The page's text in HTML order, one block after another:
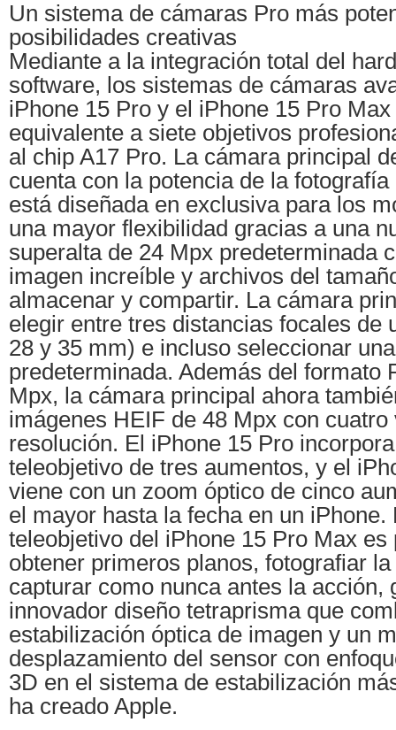
Un sistema de cámaras Pro más
posibilidades creativas
Mediante a la integración total del
software, los sistemas de cámaras
iPhone 15 Pro y el iPhone 15 Pro
equivalente a siete objetivos
al chip A17 Pro. La cámara principal
cuenta con la potencia de la
está diseñada en exclusiva para los
una mayor flexibilidad gracias a una
superalta de 24 Mpx predeterminada
imagen increíble y archivos del
almacenar y compartir. La cámara
elegir entre tres distancias focales de
28 y 35 mm) e incluso seleccionar
predeterminada. Además del formato
Mpx, la cámara principal ahora
imágenes HEIF de 48 Mpx con cuatro
resolución. El iPhone 15 Pro
teleobjetivo de tres aumentos, y el
viene con un zoom óptico de cinco
el mayor hasta la fecha en un iPhone.
teleobjetivo del iPhone 15 Pro Max es
obtener primeros planos, fotografiar
capturar como nunca antes la acción,
innovador diseño tetraprisma que
estabilización óptica de imagen y un
desplazamiento del sensor con
3D en el sistema de estabilización
ha creado Apple.